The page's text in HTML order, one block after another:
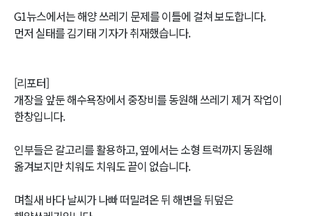
G1뉴스에서는 해양 쓰레기 문제를 이틀에 걸쳐 보도합니다.
먼저 실태를 김기태 기자가 취재했습니다.
[리포터]
개장을 앞둔 해수욕장에서 중장비를 동원해 쓰레기 제거 작업이
한창입니다.
인부들은 갈고리를 활용하고, 옆에서는 소형 트럭까지 동원해
옮겨보지만 치워도 치워도 끝이 없습니다.
며칠새 바다 날씨가 나빠 떠밀려온 뒤 해변을 뒤덮은